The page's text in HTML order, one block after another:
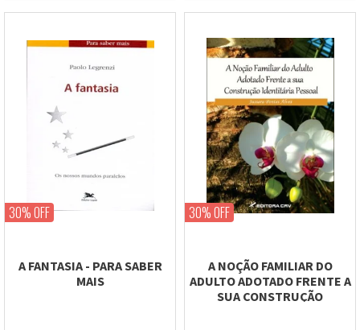
30% OFF
A FANTASIA - PARA SABER
MAIS
30% OFF
A NOÇÃO FAMILIAR DO
ADULTO ADOTADO FRENTE A
SUA CONSTRUÇÃO